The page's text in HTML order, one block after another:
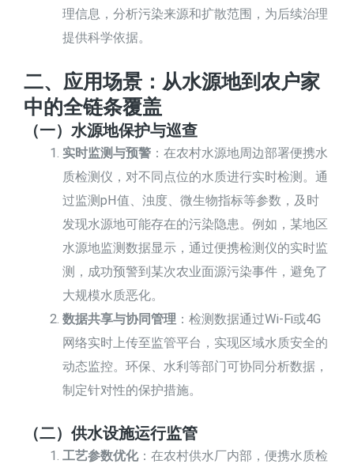
理信息，分析污染来源和扩散范围，为后续治理
提供科学依据。
二、应用场景：从水源地到农户家
中的全链条覆盖
（一）水源地保护与巡查
实时监测与预警 ：在农村水源地周边部署便携水
质检测仪，对不同点位的水质进行实时检测。通
过监测pH值、浊度、微生物指标等参数，及时
发现水源地可能存在的污染隐患。例如，某地区
水源地监测数据显示，通过便携检测仪的实时监
测，成功预警到某次农业面源污染事件，避免了
大规模水质恶化。
数据共享与协同管理 ：检测数据通过Wi-Fi或4G
网络实时上传至监管平台，实现区域水质安全的
动态监控。环保、水利等部门可协同分析数据，
制定针对性的保护措施。
（二）供水设施运行监管
工艺参数优化：在农村供水厂内部，便携水质检